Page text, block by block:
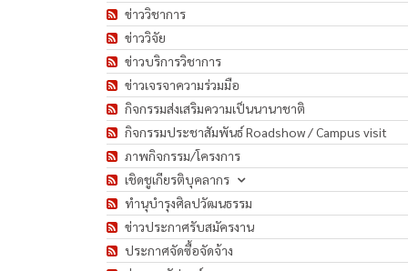
ข่าววิชาการ
ข่าววิจัย
ข่าวบริการวิชาการ
ข่าวเจรจาความร่วมมือ
กิจกรรมส่งเสริมความเป็นนานาชาติ
กิจกรรมประชาสัมพันธ์ Roadshow / Campus visit
ภาพกิจกรรม/โครงการ
เชิดชูเกียรติบุคลากร
ทำนุบำรุงศิลปวัฒนธรรม
ข่าวประกาศรับสมัครงาน
ประกาศจัดซื้อจัดจ้าง